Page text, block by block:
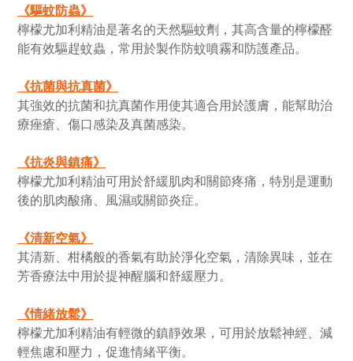
《驅蚊防蟲》
檸檬尤加利精油是著名的天然驅蚊劑，其高含量的檸檬醛
能有效驅趕蚊蟲，常用於製作防蚊噴霧和防護產品。
《抗菌與抗真菌》
其強效的抗菌和抗真菌作用使其適合用於護膚，能幫助治
療痤瘡、傷口感染及真菌感染。
《抗炎與鎮痛》
檸檬尤加利精油可用於舒緩肌肉和關節疼痛，特別是運動
後的肌肉酸痛、風濕或關節炎症。
《清新空氣》
其清新、柑橘般的香氣有助於淨化空氣，清除異味，並在
芳香療法中用於提神醒腦和舒緩壓力。
《情緒放鬆》
檸檬尤加利精油有輕微的鎮靜效果，可用於放鬆神經、減
輕焦慮和壓力，促進情緒平衡。